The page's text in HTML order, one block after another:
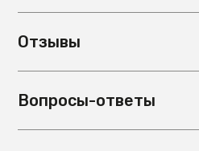
Отзывы
Вопросы-ответы